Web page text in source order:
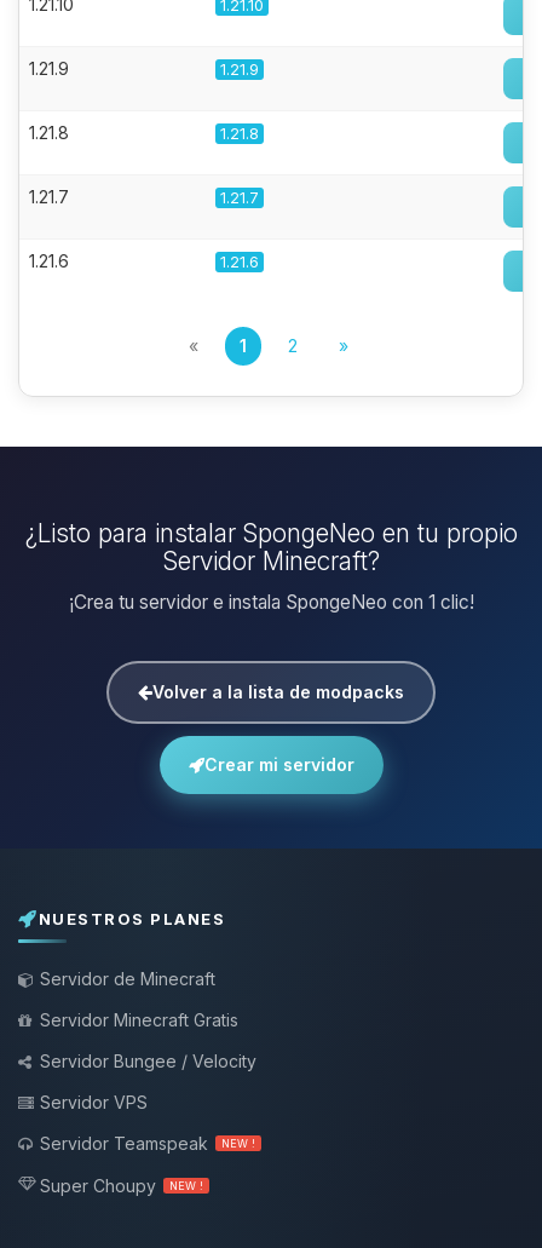
1.21.10 1.21.10
1.21.9 1.21.9
1.21.8 1.21.8
1.21.7 1.21.7
1.21.6 1.21.6
« 1 2 »
¿Listo para instalar SpongeNeo en tu propio
Servidor Minecraft?
¡Crea tu servidor e instala SpongeNeo con 1 clic!
Volver a la lista de modpacks
Crear mi servidor
NUESTROS PLANES
Servidor de Minecraft
Servidor Minecraft Gratis
Servidor Bungee / Velocity
Servidor VPS
Servidor Teamspeak
NEW !
Super Choupy NEW !